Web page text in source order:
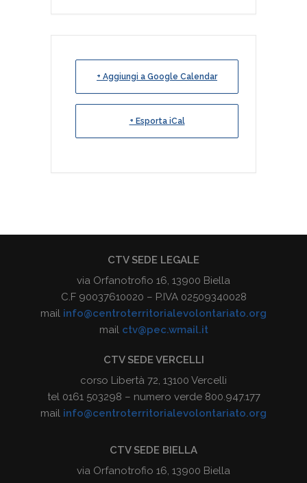
+ Aggiungi a Google Calendar
+ Esporta iCal
CTV SEDE LEGALE
via Orfanotrofio 16, 13900 Biella
C.F 90037610020 – P.IVA 02509340028
mail info@centroterritorialevolontariato.org
mail ctv@pec.wmail.it
CTV SEDE VERCELLI
corso Libertà 72, 13100 Vercelli
tel 0161 503298 – numero verde 800.947.177
mail info@centroterritorialevolontariato.org
CTV SEDE BIELLA
via Orfanotrofio 16, 13900 Biella